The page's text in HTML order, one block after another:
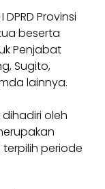
Provinsi
beserta
Penjabat
Sugito,
lainnya.
oleh
terpilih periode